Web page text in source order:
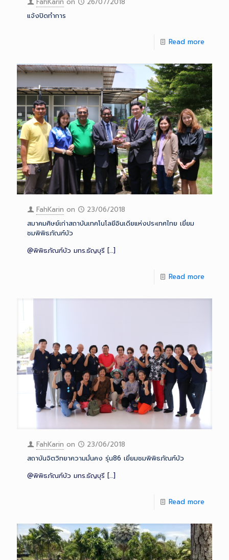
FahKarin on
26/07/2018
แจ้งปิดทำการ
Read more
FahKarin on
23/06/2018
สมาคมศิษย์เก่าสถาบันเทคโนโลยีอินเดียแห่งประเทศไทย เยี่ยม
ชมพิพิธภัณฑ์บัว
@พิพิธภัณฑ์บัว มทร.ธัญบุรี […]
Read more
FahKarin on
23/06/2018
สถาบันจิตวิทยาความมั่นคง รุ่น86 เยี่ยมชมพิพิธภัณฑ์บัว
@พิพิธภัณฑ์บัว มทร.ธัญบุรี […]
Read more